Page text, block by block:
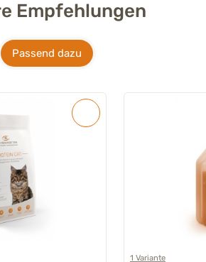
Empfehlungen
Passend dazu
1 Variante